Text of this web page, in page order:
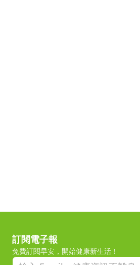
訂閱電子報
免費訂閱早安，開始健康新生活！